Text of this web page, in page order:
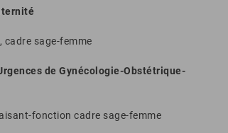
cadre sage-femme
de Gynécologie-Obstétrique-
fonction cadre sage-femme